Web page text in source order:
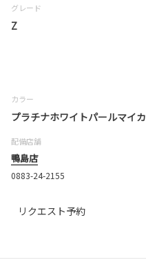
グレード
Z
カラー
プラチナホワイトパールマイカ
配備店舗
鴨島店
0883-24-2155
リクエスト予約